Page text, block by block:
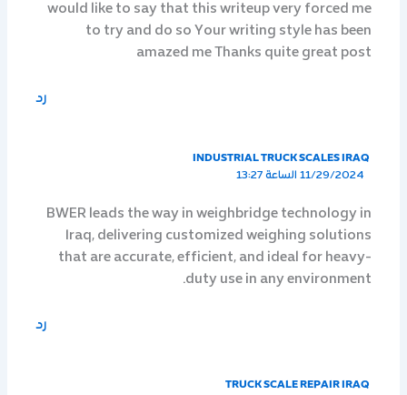
would like to say that this writeup very forced me
to try and do so Your writing style has been
amazed me Thanks quite great post
رد
INDUSTRIAL TRUCK SCALES IRAQ
11/29/2024 الساعة 13:27
BWER leads the way in weighbridge technology in
Iraq, delivering customized weighing solutions
that are accurate, efficient, and ideal for heavy-
duty use in any environment.
رد
TRUCK SCALE REPAIR IRAQ